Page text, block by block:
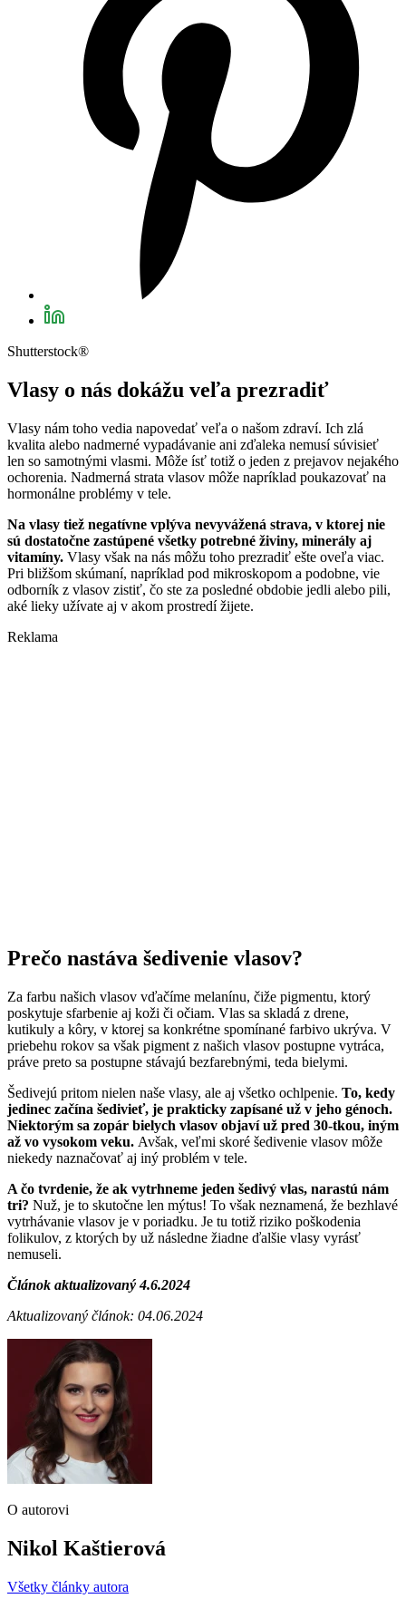
Shutterstock®
Vlasy o nás dokážu veľa prezradiť
Vlasy nám toho vedia napovedať veľa o našom zdraví. Ich zlá
kvalita alebo nadmerné vypadávanie ani zďaleka nemusí súvisieť
len so samotnými vlasmi. Môže ísť totiž o jeden z prejavov nejakého
ochorenia. Nadmerná strata vlasov môže napríklad poukazovať na
hormonálne problémy v tele.
Na vlasy tiež negatívne vplýva nevyvážená strava, v ktorej nie
sú dostatočne zastúpené všetky potrebné živiny, minerály aj
vitamíny. Vlasy však na nás môžu toho prezradiť ešte oveľa viac.
Pri bližšom skúmaní, napríklad pod mikroskopom a podobne, vie
odborník z vlasov zistiť, čo ste za posledné obdobie jedli alebo pili,
aké lieky užívate aj v akom prostredí žijete.
Reklama
Prečo nastáva šedivenie vlasov?
Za farbu našich vlasov vďačíme melanínu, čiže pigmentu, ktorý
poskytuje sfarbenie aj koži či očiam. Vlas sa skladá z drene,
kutikuly a kôry, v ktorej sa konkrétne spomínané farbivo ukrýva. V
priebehu rokov sa však pigment z našich vlasov postupne vytráca,
práve preto sa postupne stávajú bezfarebnými, teda bielymi.
Šedivejú pritom nielen naše vlasy, ale aj všetko ochlpenie. To, kedy
jedinec začína šedivieť, je prakticky zapísané už v jeho génoch.
Niektorým sa zopár bielych vlasov objaví už pred 30-tkou, iným
až vo vysokom veku. Avšak, veľmi skoré šedivenie vlasov môže
niekedy naznačovať aj iný problém v tele.
A čo tvrdenie, že ak vytrhneme jeden šedivý vlas, narastú nám
tri? Nuž, je to skutočne len mýtus! To však neznamená, že bezhlavé
vytrhávanie vlasov je v poriadku. Je tu totiž riziko poškodenia
folikulov, z ktorých by už následne žiadne ďalšie vlasy vyrásť
nemuseli.
Článok aktualizovaný 4.6.2024
Aktualizovaný článok: 04.06.2024
O autorovi
Nikol Kaštierová
Všetky články autora